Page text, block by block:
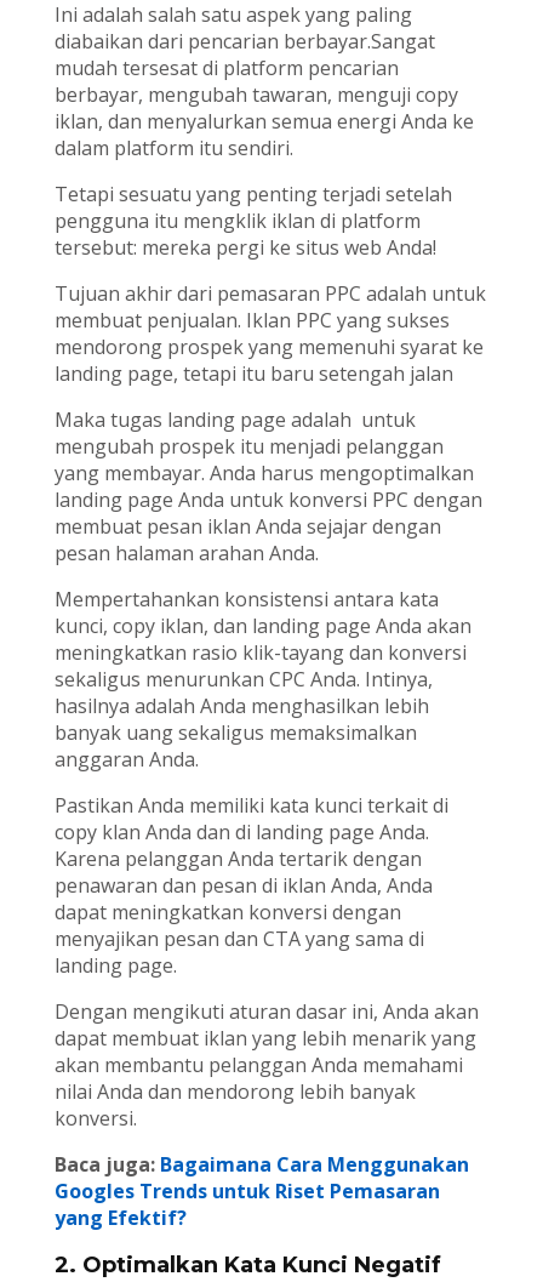
Ini adalah salah satu aspek yang paling
diabaikan dari pencarian berbayar.Sangat
mudah tersesat di platform pencarian
berbayar, mengubah tawaran, menguji copy
iklan, dan menyalurkan semua energi Anda ke
dalam platform itu sendiri.
Tetapi sesuatu yang penting terjadi setelah
pengguna itu mengklik iklan di platform
tersebut: mereka pergi ke situs web Anda!
Tujuan akhir dari pemasaran PPC adalah untuk
membuat penjualan. Iklan PPC yang sukses
mendorong prospek yang memenuhi syarat ke
landing page, tetapi itu baru setengah jalan
Maka tugas landing page adalah untuk
mengubah prospek itu menjadi pelanggan
yang membayar. Anda harus mengoptimalkan
landing page Anda untuk konversi PPC dengan
membuat pesan iklan Anda sejajar dengan
pesan halaman arahan Anda.
Mempertahankan konsistensi antara kata
kunci, copy iklan, dan landing page Anda akan
meningkatkan rasio klik-tayang dan konversi
sekaligus menurunkan CPC Anda. Intinya,
hasilnya adalah Anda menghasilkan lebih
banyak uang sekaligus memaksimalkan
anggaran Anda.
Pastikan Anda memiliki kata kunci terkait di
copy klan Anda dan di landing page Anda.
Karena pelanggan Anda tertarik dengan
penawaran dan pesan di iklan Anda, Anda
dapat meningkatkan konversi dengan
menyajikan pesan dan CTA yang sama di
landing page.
Dengan mengikuti aturan dasar ini, Anda akan
dapat membuat iklan yang lebih menarik yang
akan membantu pelanggan Anda memahami
nilai Anda dan mendorong lebih banyak
konversi.
Baca juga: Bagaimana Cara Menggunakan
Googles Trends untuk Riset Pemasaran
yang Efektif?
2. Optimalkan Kata Kunci Negatif